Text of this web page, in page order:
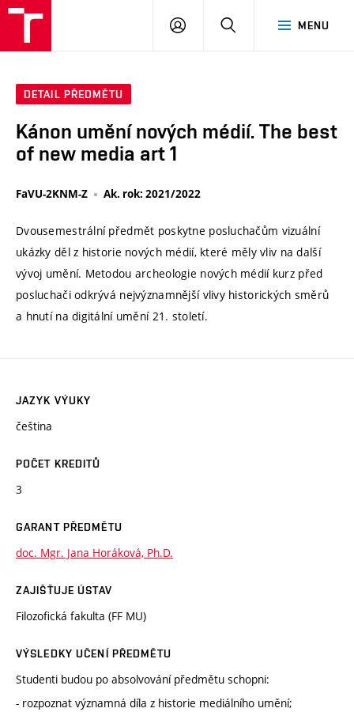
MENU
PŘIHLÁSIT
DETAIL PŘEDMĚTU
Kánon umění nových médií. The best
of new media art 1
FaVU-2KNM-Z Ak. rok: 2021/2022
Dvousemestrální předmět poskytne posluchačům vizuální
ukázky děl z historie nových médií, které měly vliv na další
vývoj umění. Metodou archeologie nových médií kurz před
posluchači odkrývá nejvýznamnější vlivy historických směrů
a hnutí na digitální umění 21. století.
JAZYK VÝUKY
čeština
POČET KREDITŮ
3
GARANT PŘEDMĚTU
doc. Mgr. Jana Horáková, Ph.D.
ZAJIŠŤUJE ÚSTAV
Filozofická fakulta (FF MU)
VÝSLEDKY UČENÍ PŘEDMĚTU
Studenti budou po absolvování předmětu schopni:
- rozpoznat významná díla z historie mediálního umění;